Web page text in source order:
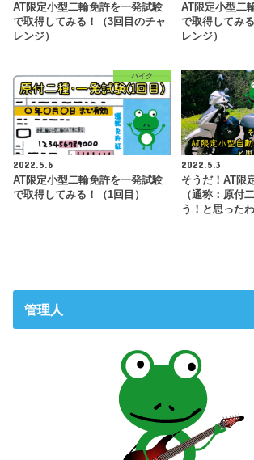
AT限定小型二輪免許を一発試験
で取得してみる！（3回目のチャ
レンジ）
AT限定小型二
で取得してみ
レンジ）
バイク
2022.5.6
AT限定小型二輪免許を一発試験
で取得してみる！（1回目）
2022.5.3
そうだ！AT限
（通称：原付
う！と思った
管理人